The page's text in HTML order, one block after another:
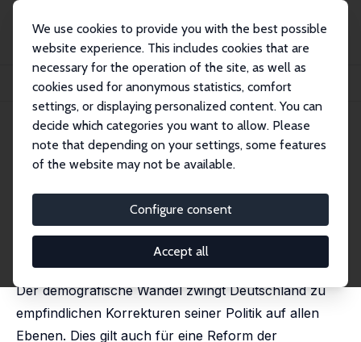
We use cookies to provide you with the best possible
website experience. This includes cookies that are
necessary for the operation of the site, as well as
cookies used for anonymous statistics, comfort
settings, or displaying personalized content. You can
decide which categories you want to allow. Please
note that depending on your settings, some features
of the website may not be available.
Configure consent
Accept all
Publikationen
IZA Standpunkte
Zuwanderung und Integration: Bausteine einer demografiefesten Politik
IZA Standpunkt Nr. 55
December 2012
Zuwanderung und Integration:
Bausteine einer
demografiefesten Politik
Der demografische Wandel zwingt Deutschland zu
empfindlichen Korrekturen seiner Politik auf allen
Ebenen. Dies gilt auch für eine Reform der